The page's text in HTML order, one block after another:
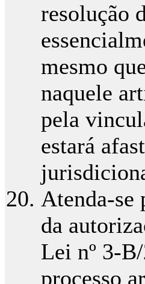
resolução
mesmo
naquele
pela
estará
Atenda-se
da
Lei nº 3-
processo